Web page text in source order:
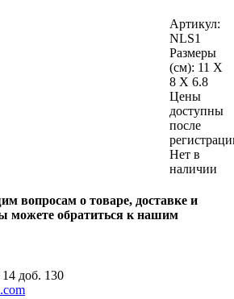
Артикул:
NLS1
Размеры
(см): 11 X
8 X 6.8
Цены
доступны
после
Нет в
наличии
вопросам о товаре, доставке и
можете обратиться к нашим
доб. 130